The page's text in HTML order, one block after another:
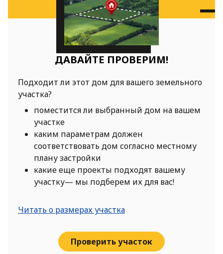
ДАВАЙТЕ ПРОВЕРИМ!
Подходит ли этот дом для вашего земельного
участка?
поместится ли выбранный дом на вашем
участке
каким параметрам должен
соответствовать дом согласно местному
плану застройки
какие еще проекты подходят вашему
участку— мы подберем их для вас!
Читать о размерах участка
Проверить участок